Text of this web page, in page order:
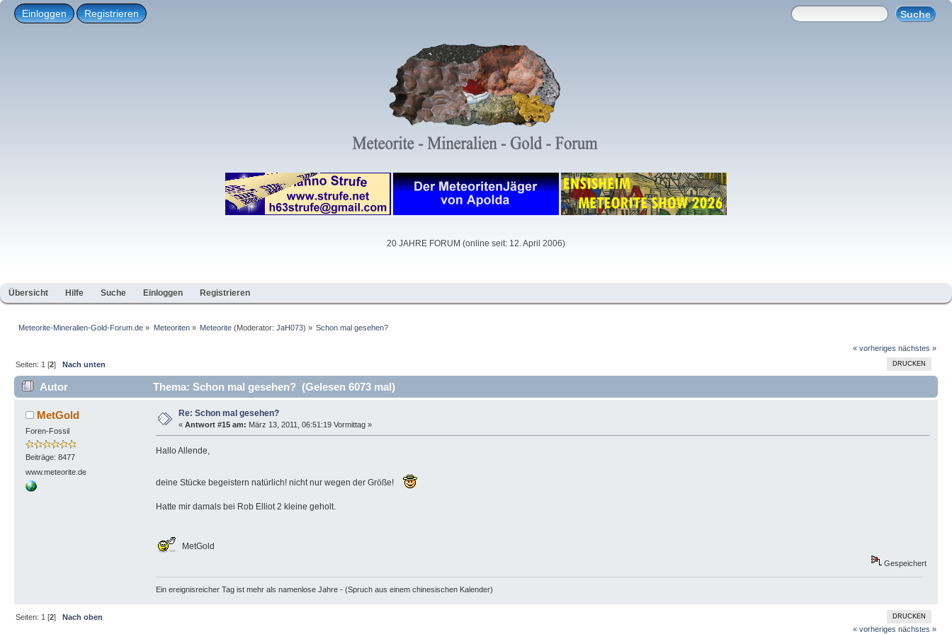
Einloggen Registrieren
20 JAHRE FORUM (online seit: 12. April 2006)
Übersicht Hilfe Suche Einloggen Registrieren
Meteorite-Mineralien-Gold-Forum.de » Meteoriten» Meteorite(Moderator: JaH073) » Schon mal gesehen?
« vorheriges nächstes »
DRUCKEN
Seiten: 1 [2]Nach unten
Autor Thema: Schon mal gesehen? (Gelesen 6073 mal)
MetGold
Foren-Fossil
Beiträge: 8477
www.meteorite.de
Re: Schon mal gesehen?
« Antwort #15 am: März 13, 2011, 06:51:19 Vormittag »
Hallo Allende,
deine Stücke begeistern natürlich! nicht nur wegen der Größe!
Hatte mir damals bei Rob Elliot 2 kleine geholt.
MetGold
Gespeichert
Ein ereignisreicher Tag ist mehr als namenlose Jahre - (Spruch aus einem chinesischen Kalender)
DRUCKEN
Seiten: 1 [2]Nach oben
« vorheriges nächstes »